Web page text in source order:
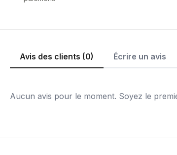
Avis des clients (0) Écrire un avis
Aucun avis pour le moment. Soyez le